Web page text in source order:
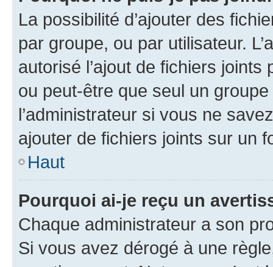
La possibilité d’ajouter des
par groupe, ou par utilisateur.
autorisé l’ajout de fichiers
ou peut-être que seul un
l’administrateur si vous ne
ajouter de fichiers joints sur un
Haut
Pourquoi ai-je reçu un
Chaque administrateur a son
Si vous avez dérogé à une